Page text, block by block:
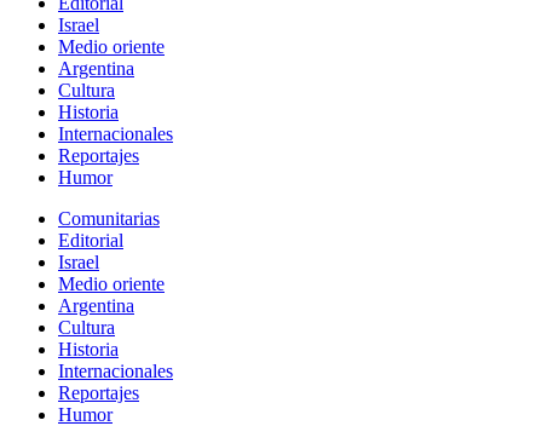
Israel
Medio oriente
Argentina
Cultura
Historia
Internacionales
Reportajes
Humor
Comunitarias
Editorial
Israel
Medio oriente
Argentina
Cultura
Historia
Internacionales
Reportajes
Humor